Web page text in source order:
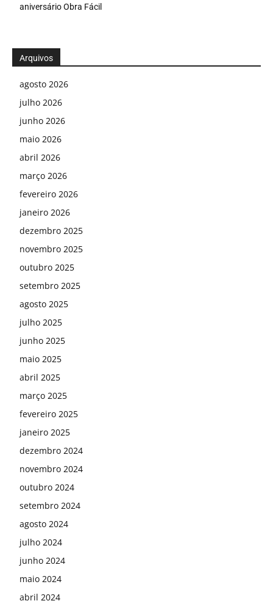
aniversário Obra Fácil
Arquivos
agosto 2026
julho 2026
junho 2026
maio 2026
abril 2026
março 2026
fevereiro 2026
janeiro 2026
dezembro 2025
novembro 2025
outubro 2025
setembro 2025
agosto 2025
julho 2025
junho 2025
maio 2025
abril 2025
março 2025
fevereiro 2025
janeiro 2025
dezembro 2024
novembro 2024
outubro 2024
setembro 2024
agosto 2024
julho 2024
junho 2024
maio 2024
abril 2024